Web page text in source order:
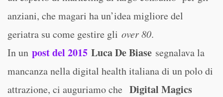
anziani, che magari ha un’idea migliore del
geriatra su come gestire gli over 80.
In un post del 2015 Luca De Biase segnalava la
mancanza nella digital health italiana di un polo di
attrazione, ci auguriamo che Digital Magics